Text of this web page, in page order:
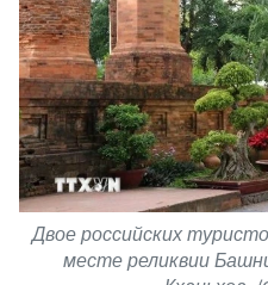
Двое российских
месте реликвии